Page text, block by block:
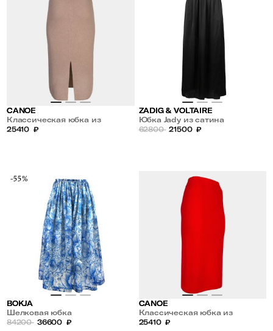
CANOE
Классическая юбка из
кашемира и шерсти
25410 ₽
ZADIG & VOLTAIRE
Юбка Jady из сатина
62800 21500 ₽
-55%
BOKJA
Шелковая юбка
84200 36600 ₽
CANOE
Классическая юбка из
кашемира и шерсти
25410 ₽